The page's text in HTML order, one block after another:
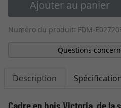
Ajouter au panier
Numéro du produit: FDM-
Questions
Description